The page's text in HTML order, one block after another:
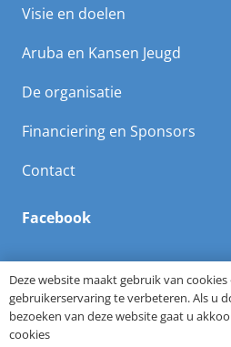
Visie en doelen
Aruba en Kansen Jeugd
De organisatie
Financiering en Sponsors
Contact
Facebook
©Leerorkest Aruba |
Deze website maakt gebruik van
gebruikerservaring te verbeteren. Als u
bezoeken van deze website gaat u
cookies